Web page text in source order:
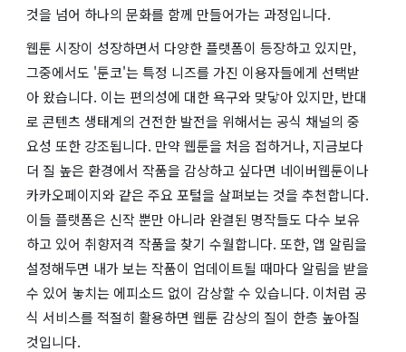
것을 넘어 하나의 문화를 함께 만들어가는 과정입니다.
웹툰 시장이 성장하면서 다양한 플랫폼이 등장하고 있지만,
그중에서도 '툰코'는 특정 니즈를 가진 이용자들에게 선택받
아 왔습니다. 이는 편의성에 대한 욕구와 맞닿아 있지만, 반대
로 콘텐츠 생태계의 건전한 발전을 위해서는 공식 채널의 중
요성 또한 강조됩니다. 만약 웹툰을 처음 접하거나, 지금보다
더 질 높은 환경에서 작품을 감상하고 싶다면 네이버웹툰이나
카카오페이지와 같은 주요 포털을 살펴보는 것을 추천합니다.
이들 플랫폼은 신작 뿐만 아니라 완결된 명작들도 다수 보유
하고 있어 취향저격 작품을 찾기 수월합니다. 또한, 앱 알림을
설정해두면 내가 보는 작품이 업데이트될 때마다 알림을 받을
수 있어 놓치는 에피소드 없이 감상할 수 있습니다. 이처럼 공
식 서비스를 적절히 활용하면 웹툰 감상의 질이 한층 높아질
것입니다.